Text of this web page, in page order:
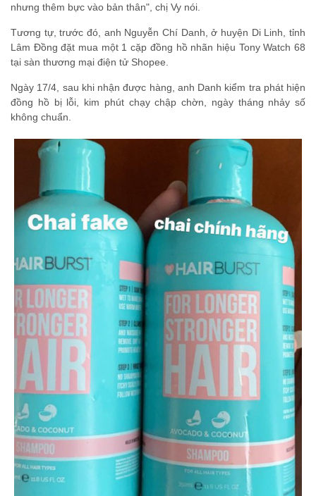
nhưng thêm bực vào bản thân", chị Vy nói.
Tương tự, trước đó, anh Nguyễn Chí Danh, ở huyện Di Linh, tỉnh
Lâm Đồng đặt mua một 1 cặp đồng hồ nhãn hiệu Tony Watch 68
tại sàn thương mại điện tử Shopee.
Ngày 17/4, sau khi nhận được hàng, anh Danh kiểm tra phát hiện
đồng hồ bị lỗi, kim phút chạy chập chờn, ngày tháng nhảy số
không chuẩn.